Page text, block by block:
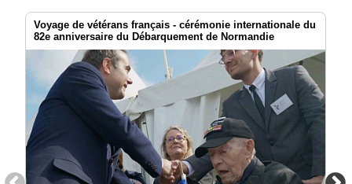
Voyage de vétérans français - cérémonie internationale du
82e anniversaire du Débarquement de Normandie